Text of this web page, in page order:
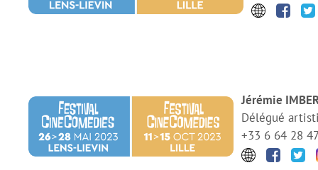
Jérémie
Délégué
+33 6 64 28